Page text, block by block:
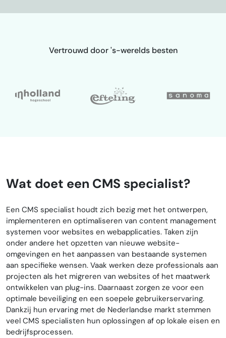
Vertrouwd door 's-werelds besten
Wat doet een CMS specialist?
Een CMS specialist houdt zich bezig met het ontwerpen,
implementeren en optimaliseren van content management
systemen voor websites en webapplicaties. Taken zijn
onder andere het opzetten van nieuwe website-
omgevingen en het aanpassen van bestaande systemen
aan specifieke wensen. Vaak werken deze professionals aan
projecten als het migreren van websites of het maatwerk
ontwikkelen van plug-ins. Daarnaast zorgen ze voor een
optimale beveiliging en een soepele gebruikerservaring.
Dankzij hun ervaring met de Nederlandse markt stemmen
veel CMS specialisten hun oplossingen af op lokale eisen en
bedrijfsprocessen.